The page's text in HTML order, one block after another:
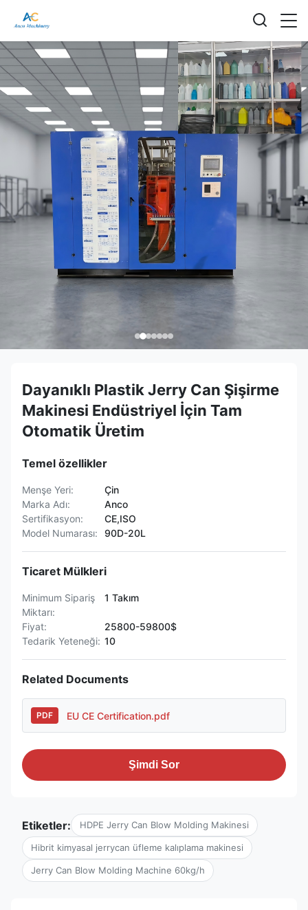
Dayanıklı Plastik Jerry Can Şişirme
Makinesi Endüstriyel İçin Tam
Otomatik Üretim
Temel özellikler
Menşe Yeri:
Çin
Marka Adı:
Anco
Sertifikasyon:
CE,ISO
Model Numarası:
90D-20L
Ticaret Mülkleri
Minimum Sipariş
Miktarı:
1 Takım
Fiyat:
25800-59800$
Tedarik Yeteneği: 10
Related Documents
PDF EU CE Certification.pdf
Şimdi Sor
Etiketler: HDPE Jerry Can Blow Molding Makinesi
Hibrit kimyasal jerrycan üfleme kalıplama makinesi
Jerry Can Blow Molding Machine 60kg/h